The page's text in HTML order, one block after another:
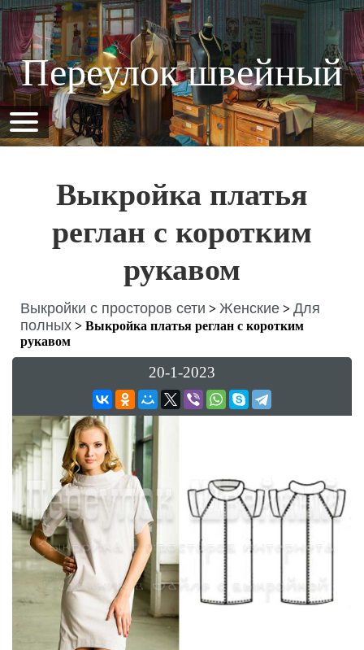
Переулок швейный
Выкройка платья
реглан с коротким
рукавом
Выкройки с просторов сети > Женские > Для
полных > Выкройка платья реглан с коротким
рукавом
20-1-2023